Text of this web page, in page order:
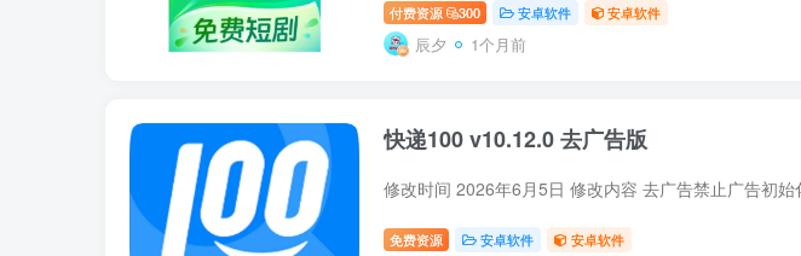
付费资源 300 安卓软件 安卓软件
辰夕 1个月前
快递100 v10.12.0 去广告版
修改时间 2026年6月5日 修改内容 去广告禁止广告初始
免费资源 安卓软件 安卓软件